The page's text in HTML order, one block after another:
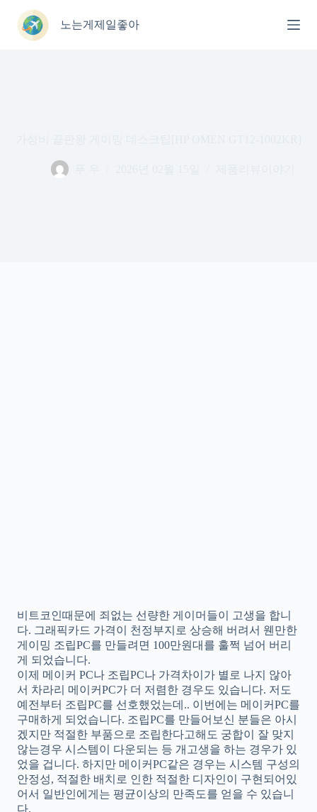
노는게제일좋아
비트코인때문에 죄없는 선량한 게이머들이 고생을 합니
다. 그래픽카드 가격이 천정부지로 상승해 버려서 웬만한
게이밍 조립PC를 만들려면 100만원대를 훌쩍 넘어 버리
게 되었습니다.
이제 메이커 PC나 조립PC나 가격차이가 별로 나지 않아
서 차라리 메이커PC가 더 저렴한 경우도 있습니다. 저도
예전부터 조립PC를 선호했었는데.. 이번에는 메이커PC를
구매하게 되었습니다. 조립PC를 만들어보신 분들은 아시
겠지만 적절한 부품으로 조립한다고해도 궁합이 잘 맞지
않는경우 시스템이 다운되는 등 개고생을 하는 경우가 있
었을 겁니다. 하지만 메이커PC같은 경우는 시스템 구성의
안정성, 적절한 배치로 인한 적절한 디자인이 구현되어있
어서 일반인에게는 평균이상의 만족도를 얻을 수 있습니
다.